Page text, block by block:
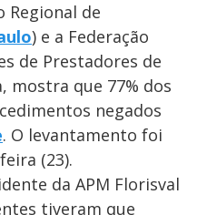
Regional de
) e a Federação
de Prestadores de
mostra que 77% dos
negados
. O levantamento foi
(23).
da APM Florisval
tiveram que